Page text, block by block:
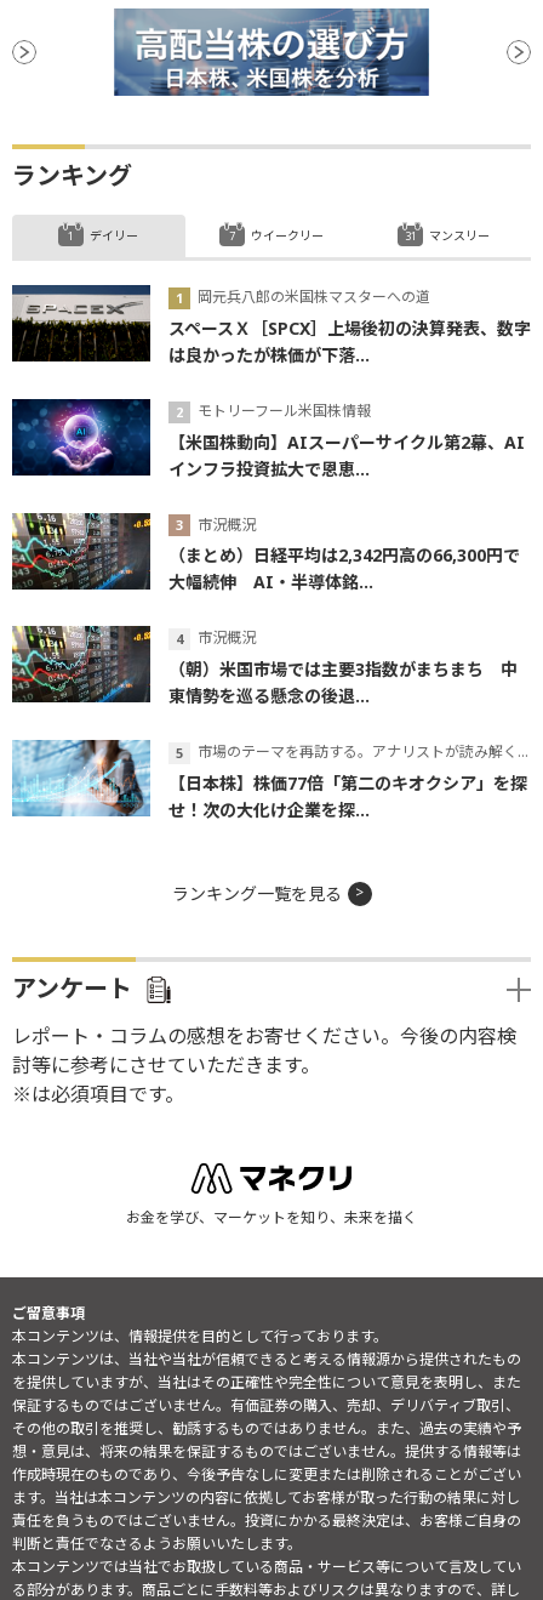
ランキング
デイリー
岡元兵八郎の米国株マスターへの道
スペースＸ［SPCX］上場後初の決算発表、数字
は良かったが株価が下落...
モトリーフール米国株情報
【米国株動向】AIスーパーサイクル第2幕、AI
インフラ投資拡大で恩恵...
市況概況
（まとめ）日経平均は2,342円高の66,300円で
大幅続伸 AI・半導体銘...
市況概況
（朝）米国市場では主要3指数がまちまち 中
東情勢を巡る懸念の後退...
市場のテーマを再訪する。アナリストが読み解くテーマの本質
【日本株】株価77倍「第二のキオクシア」を探
せ！次の大化け企業を探...
ウイークリー マンスリー
ランキング一覧を見る
アンケート
レポート・コラムの感想をお寄せください。今後の内容検
討等に参考にさせていただきます。
※は必須項目です。
お金を学び、マーケットを知り、未来を描く
ご留意事項
本コンテンツは、情報提供を目的として行っております。
本コンテンツは、当社や当社が信頼できると考える情報源から提供されたもの
を提供していますが、当社はその正確性や完全性について意見を表明し、また
保証するものではございません。有価証券の購入、売却、デリバティブ取引、
その他の取引を推奨し、勧誘するものではありません。また、過去の実績や予
想・意見は、将来の結果を保証するものではございません。提供する情報等は
作成時現在のものであり、今後予告なしに変更または削除されることがござい
ます。当社は本コンテンツの内容に依拠してお客様が取った行動の結果に対し
責任を負うものではございません。投資にかかる最終決定は、お客様ご自身の
判断と責任でなさるようお願いいたします。
本コンテンツでは当社でお取扱している商品・サービス等について言及してい
る部分があります。商品ごとに手数料等およびリスクは異なりますので、詳し